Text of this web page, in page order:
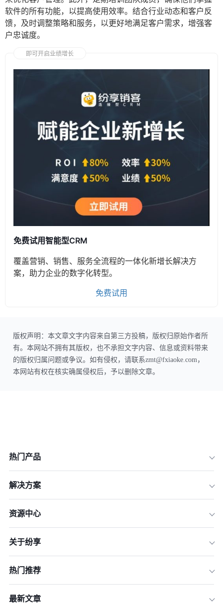
软件的所有功能，以提高使用效率。结合行业动态和客户反
馈，及时调整策略和服务，以更好地满足客户需求，增强客
户忠诚度。
即可开启业绩增长
免费试用智能型CRM
覆盖营销、销售、服务全流程的一体化新增长解决方
案，助力企业的数字化转型。
免费试用
版权声明：本文章文字内容来自第三方投稿，版权归原始作者所
有。本网站不拥有其版权，也不承担文字内容、信息或资料带来
的版权归属问题或争议。如有侵权，请联系zmt@fxiaoke.com，
本网站有权在核实确属侵权后，予以删除文章。
热门产品
解决方案
资源中心
关于纷享
热门推荐
最新文章